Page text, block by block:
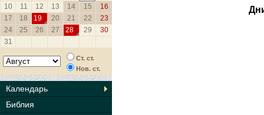
10
11 12 13 14 15
16
17
18 19 20 21 22
23
24
25 26 27 28 29
30
31
Ст. ст.
Нов. ст.
Календарь
Библия